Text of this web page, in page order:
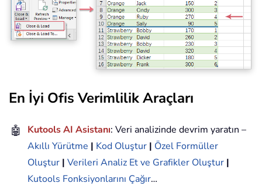
En İyi Ofis Verimlilik Araçları
🤖 Kutools AI Asistanı: Veri analizinde devrim yaratın –
Akıllı Yürütme | Kod Oluştur | Özel Formüller
Oluştur | Verileri Analiz Et ve Grafikler Oluştur |
Kutools Fonksiyonlarını Çağır…